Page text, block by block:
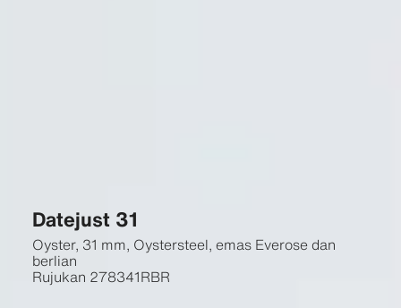
Datejust 31
Oyster, 31 mm, Oystersteel, emas Everose dan
berlian
Rujukan 278341RBR